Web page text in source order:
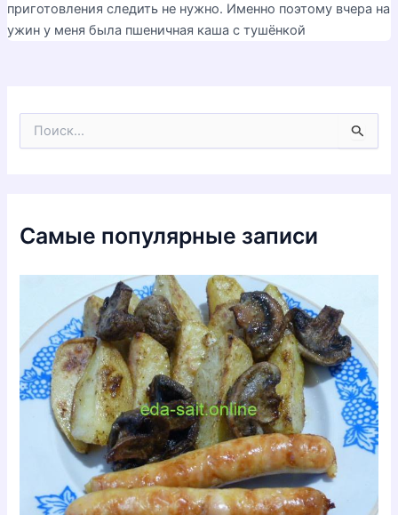
приготовления следить не нужно. Именно поэтому вчера на
ужин у меня была пшеничная каша с тушёнкой
Самые популярные записи